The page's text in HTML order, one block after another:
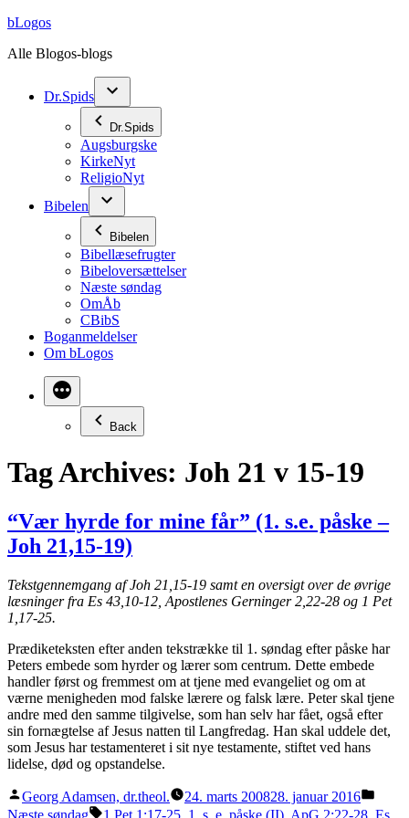
Videre
indhold
bLogos
Alle Blogos-blogs
Dr.Spids
Dr.Spids
Augsburgske
KirkeNyt
ReligioNyt
Bibelen
Bibelen
Bibellæsefrugter
Bibeloversættelser
Næste søndag
OmÅb
CBibS
Boganmeldelser
Om bLogos
Back
Tag Archives: Joh 21 v 15-19
“Vær hyrde for mine får” (1. s.e. påske –
Joh 21,15-19)
Tekstgennemgang af Joh 21,15-19 samt en oversigt over de øvrige
læsninger fra Es 43,10-12, Apostlenes Gerninger 2,22-28 og 1 Pet
1,17-25.
Prædiketeksten efter anden tekstrække til 1. søndag efter påske har
Peters embede som hyrder og lærer som centrum. Dette embede
handler først og fremmest om at tjene med evangeliet og om at
værne menigheden mod falske lærere og falsk lære. Peter skal tjene
andre med den samme tilgivelse, som han selv har fået, også efter
sin fornægtelse af Jesus natten til Langfredag. Han skal uddele det,
som Jesus har testamenteret i sit nye testamente, stiftet ved hans
lidelse, død og opstandelse.
Posted
by
Georg Adamsen, dr.theol. 24. marts 200828. januar 2016
in
Næste søndag Tags:
1 Pet 1:17-25 1. s. e. påske (II) ApG 2:22-28 Es